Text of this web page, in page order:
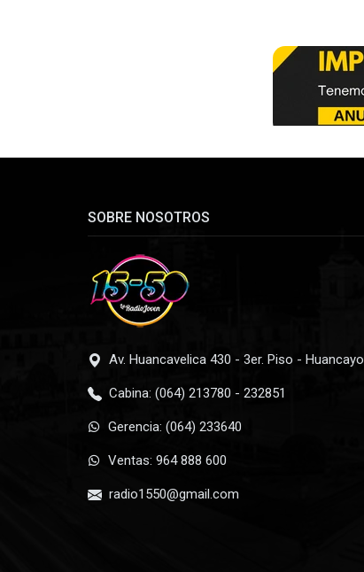
SOBRE NOSOTROS
Av. Huancavelica 430 - 3er. Piso - Huancayo
Cabina: (064) 213780 - 232851
Gerencia: (064) 233640
Ventas: 964 888 600
radio1550@gmail.com